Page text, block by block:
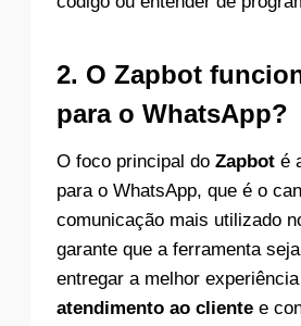
2. O Zapbot
para o WhatsApp?
O foco principal do Zapbot é
para o WhatsApp, que é o
comunicação mais utilizado
garante que a ferramenta
entregar a melhor
atendimento ao cliente e